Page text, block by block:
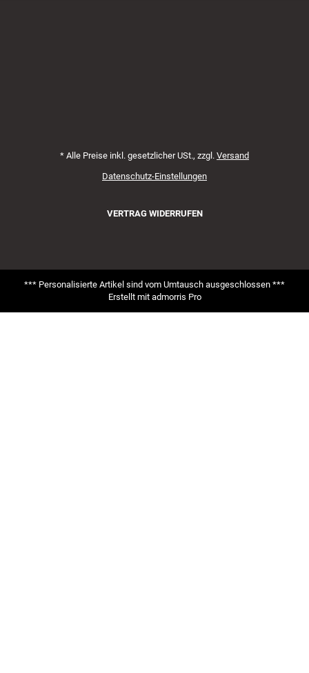
* Alle Preise inkl. gesetzlicher USt., zzgl. Versand
Datenschutz-Einstellungen
VERTRAG WIDERRUFEN
*** Personalisierte Artikel sind vom Umtausch ausgeschlossen ***
Erstellt mit admorris Pro